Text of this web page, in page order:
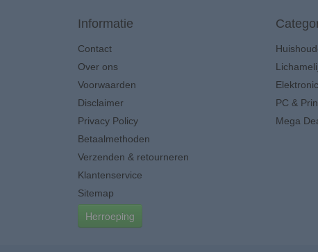
Informatie
Contact
Over ons
Voorwaarden
Disclaimer
Privacy Policy
Betaalmethoden
Verzenden & retourneren
Klantenservice
Sitemap
Herroeping
PC &
Mega